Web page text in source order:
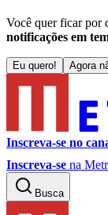
Você quer ficar por
notificações em
Eu quero! Agora
Inscreva-se no
Inscreva-se na
Busca